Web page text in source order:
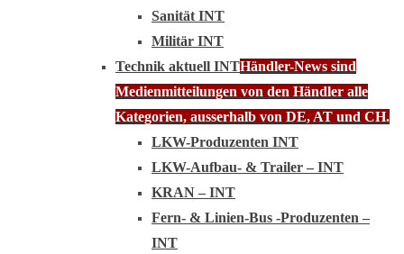
Sanität INT
Militär INT
Technik aktuell INTHändler-News sind
Medienmitteilungen von den Händler alle
Kategorien, ausserhalb von DE, AT und CH.
LKW-Produzenten INT
LKW-Aufbau- & Trailer – INT
KRAN – INT
Fern- & Linien-Bus -Produzenten –
INT